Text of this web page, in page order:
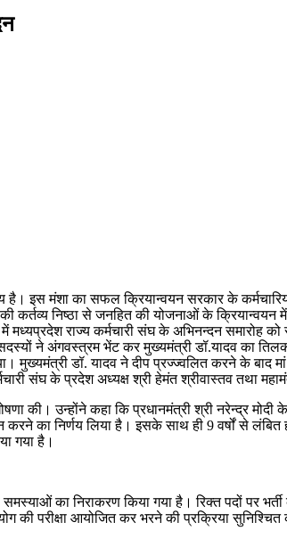
इस मंशा का सफल क्रियान्वयन सरकार के
कर्तव्य निष्ठा से जनहित की योजनाओं के
राज्य कर्मचारी संघ के अभिनन्दन समारोह को
सदस्यों ने अंगवस्त्रम भेंट कर मुख्यमंत्री डॉ.यादव का
डॉ. यादव ने दीप प्रज्ज्वलित करने के बाद मां
संघ के प्रदेश अध्यक्ष श्री हेमंत श्रीवास्तव तथा
की। उन्होंने कहा कि प्रधानमंत्री श्री नरेन्द्र
का निर्णय लिया है। इसके साथ ही 9 वर्षों से लंबित
गया है।
का निराकरण किया गया है। रिक्त पदों पर
परीक्षा आयोजित कर भरने की प्रक्रिया सुनिश्चित